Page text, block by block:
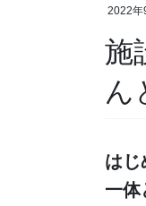
2022年
施
ん
はじ
一体